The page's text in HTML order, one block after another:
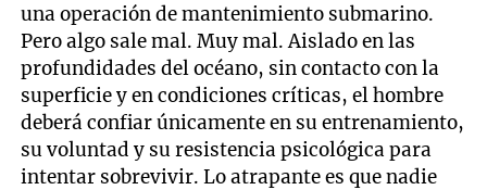
una operación de mantenimiento submarino.
Pero algo sale mal. Muy mal. Aislado en las
profundidades del océano, sin contacto con la
superficie y en condiciones críticas, el hombre
deberá confiar únicamente en su entrenamiento,
su voluntad y su resistencia psicológica para
intentar sobrevivir. Lo atrapante es que nadie